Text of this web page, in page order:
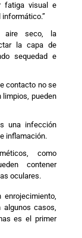
fatiga visual e
informático.”
seco, la
la capa de
sequedad e
contacto no se
limpios, pueden
una infección
inflamación.
como
contener
oculares.
enrojecimiento,
algunos casos,
es el primer